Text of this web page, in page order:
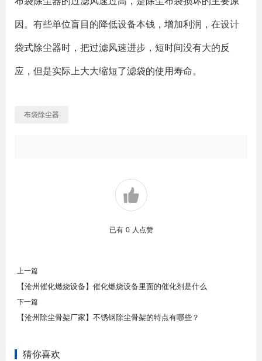
因。有些单位盲目的降低设备本钱，增加利润，在设计
袋式除尘器时，把过滤风速进步，短时间没有大的反
应，但是实际上大大缩短了滤袋的使用寿命。
布袋除尘器
已有 0 人点赞
上一篇
【沧州催化燃烧设备】催化燃烧设备里面的催化剂是什么
下一篇
【沧州除尘骨架厂家】不锈钢除尘骨架的特点有哪些？
猜你喜欢